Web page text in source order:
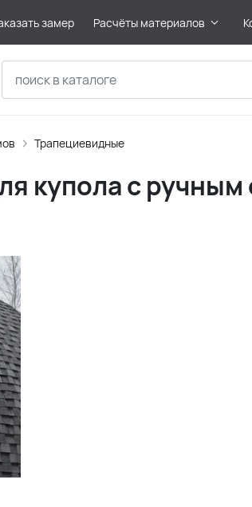
замер Расчёты материалов
Трапециевидные
купола с